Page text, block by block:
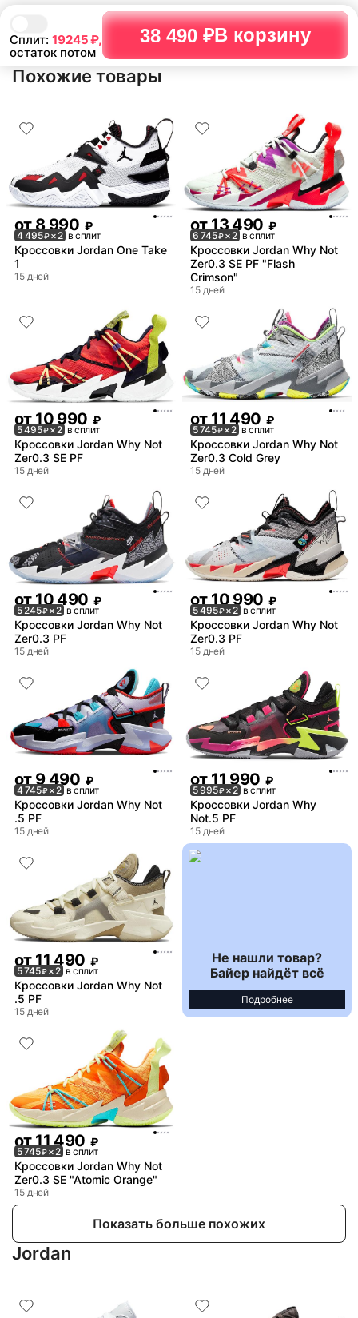
Сплит: 19245₽,
остаток потом
38 490 ₽В корзину
Похожие товары
от8 990 ₽
4 495₽× 2 в сплит
Кроссовки Jordan One Take
1
15 дней
от13 490 ₽
6 745₽× 2 в сплит
Кроссовки Jordan Why Not
Zer0.3 SE PF "Flash
Crimson"
15 дней
от10 990 ₽
5 495₽× 2 в сплит
Кроссовки Jordan Why Not
Zer0.3 SE PF
15 дней
от11 490 ₽
5 745₽× 2 в сплит
Кроссовки Jordan Why Not
Zer0.3 Cold Grey
15 дней
от 10 490 ₽
5 245₽× 2 в сплит
Кроссовки Jordan Why Not
Zer0.3 PF
15 дней
от 10 990 ₽
5 495₽× 2 в сплит
Кроссовки Jordan Why Not
Zer0.3 PF
15 дней
от9 490 ₽
4 745₽× 2 в сплит
Кроссовки Jordan Why Not
.5 PF
15 дней
от11 990 ₽
5 995₽× 2 в сплит
Кроссовки Jordan Why
Not.5 PF
15 дней
от11 490 ₽
5 745₽× 2 в сплит
Кроссовки Jordan Why Not
.5 PF
15 дней
Не нашли товар?
Байер найдёт всё
Подробнее
от11 490 ₽
5 745₽× 2 в сплит
Кроссовки Jordan Why Not
Zer0.3 SE "Atomic Orange"
15 дней
Показать больше похожих
Jordan